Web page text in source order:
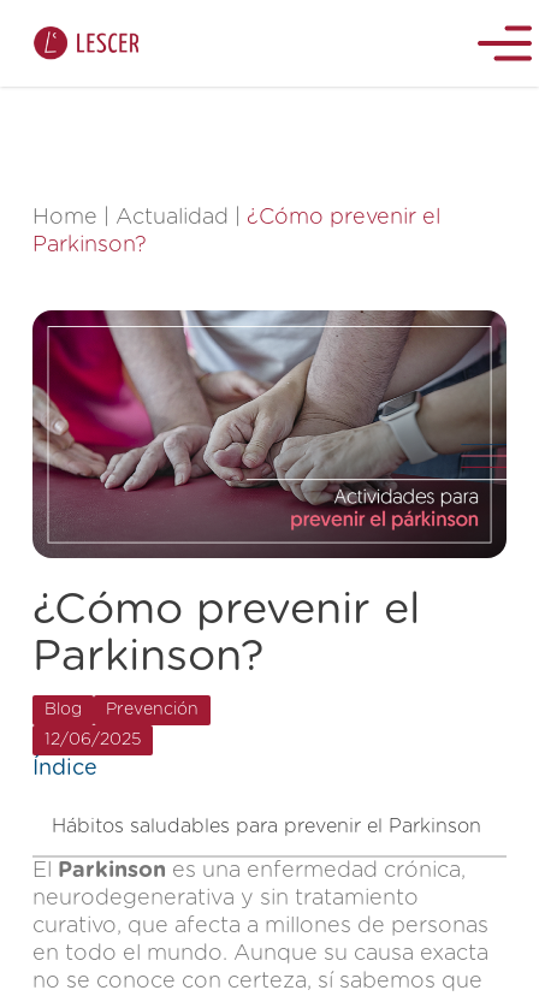
Home Actualidad
¿Cómo prevenir el
Parkinson?
¿Cómo prevenir el
Parkinson?
Blog
Prevención
12/06/2025
El Parkinson es una enfermedad crónica,
neurodegenerativa y sin tratamiento
curativo, que afecta a millones de personas
en todo el mundo. Aunque su causa exacta
no se conoce con certeza, sí sabemos que
Índice
Hábitos saludables para prevenir el Parkinson